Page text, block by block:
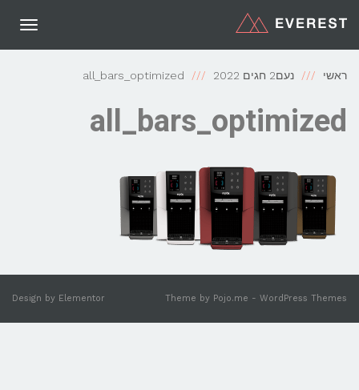
ראשי נעם2 חגים 2022 all_bars_optimized
all_bars_optimized
Theme by Pojo.me - WordPress Themes
Design by Elementor